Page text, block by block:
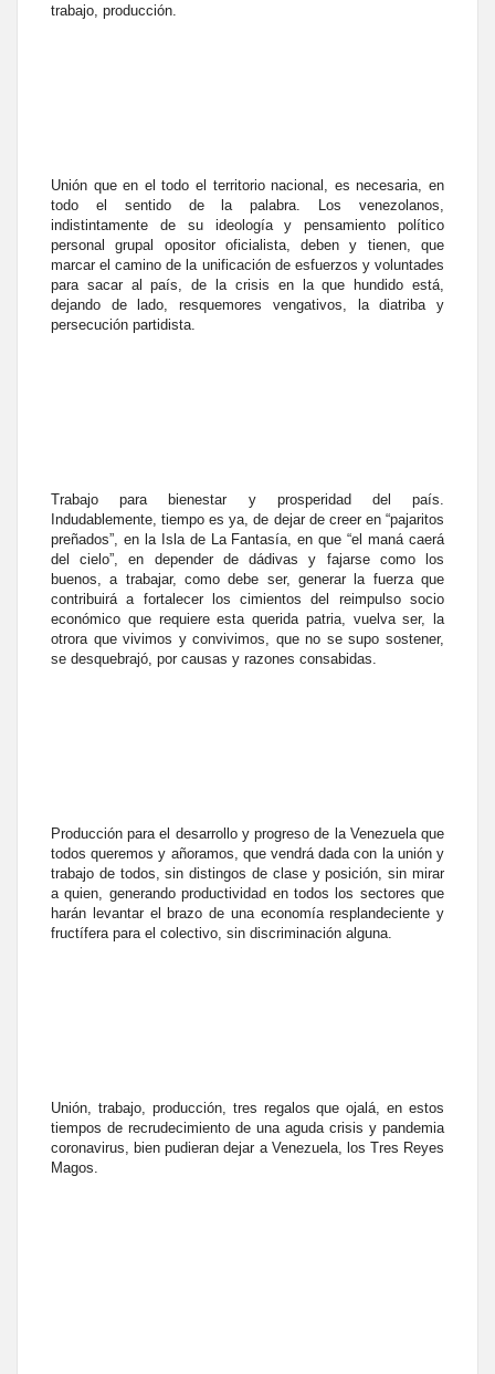
trabajo, producción.
Unión que en el todo el territorio nacional, es necesaria, en
todo el sentido de la palabra. Los venezolanos,
indistintamente de su ideología y pensamiento político
personal grupal opositor oficialista, deben y tienen, que
marcar el camino de la unificación de esfuerzos y voluntades
para sacar al país, de la crisis en la que hundido está,
dejando de lado, resquemores vengativos, la diatriba y
persecución partidista.
Trabajo para bienestar y prosperidad del país.
Indudablemente, tiempo es ya, de dejar de creer en “pajaritos
preñados”, en la Isla de La Fantasía, en que “el maná caerá
del cielo”, en depender de dádivas y fajarse como los
buenos, a trabajar, como debe ser, generar la fuerza que
contribuirá a fortalecer los cimientos del reimpulso socio
económico que requiere esta querida patria, vuelva ser, la
otrora que vivimos y convivimos, que no se supo sostener,
se desquebrajó, por causas y razones consabidas.
Producción para el desarrollo y progreso de la Venezuela que
todos queremos y añoramos, que vendrá dada con la unión y
trabajo de todos, sin distingos de clase y posición, sin mirar
a quien, generando productividad en todos los sectores que
harán levantar el brazo de una economía resplandeciente y
fructífera para el colectivo, sin discriminación alguna.
Unión, trabajo, producción, tres regalos que ojalá, en estos
tiempos de recrudecimiento de una aguda crisis y pandemia
coronavirus, bien pudieran dejar a Venezuela, los Tres Reyes
Magos.